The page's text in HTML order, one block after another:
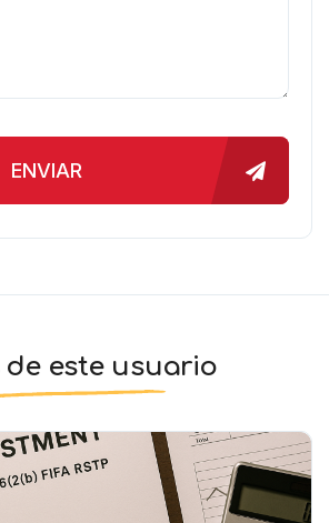
ENVIAR
de este usuario